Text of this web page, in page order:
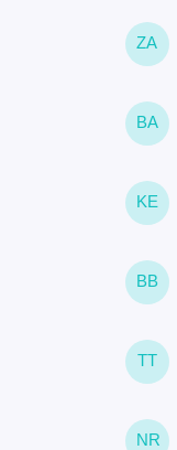
ZA
BA
KE
BB
TT
NR